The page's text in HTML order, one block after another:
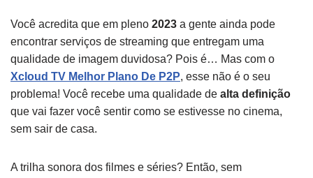
Você acredita que em pleno 2023 a gente ainda pode
encontrar serviços de streaming que entregam uma
qualidade de imagem duvidosa? Pois é… Mas com o
Xcloud TV Melhor Plano De P2P, esse não é o seu
problema! Você recebe uma qualidade de alta definição
que vai fazer você sentir como se estivesse no cinema,
sem sair de casa.
A trilha sonora dos filmes e séries? Então, sem